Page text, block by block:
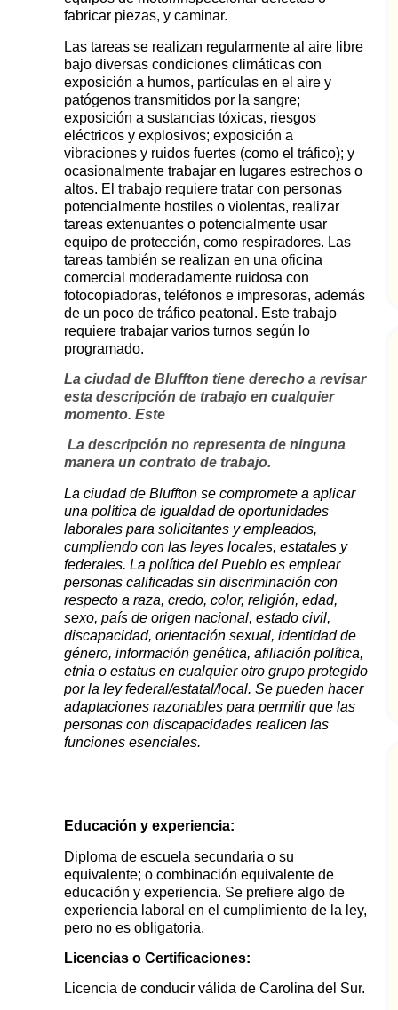
fabricar piezas, y caminar.
Las tareas se realizan regularmente al aire libre
bajo diversas condiciones climáticas con
exposición a humos, partículas en el aire y
patógenos transmitidos por la sangre;
exposición a sustancias tóxicas, riesgos
eléctricos y explosivos; exposición a
vibraciones y ruidos fuertes (como el tráfico); y
ocasionalmente trabajar en lugares estrechos o
altos. El trabajo requiere tratar con personas
potencialmente hostiles o violentas, realizar
tareas extenuantes o potencialmente usar
equipo de protección, como respiradores. Las
tareas también se realizan en una oficina
comercial moderadamente ruidosa con
fotocopiadoras, teléfonos e impresoras, además
de un poco de tráfico peatonal. Este trabajo
requiere trabajar varios turnos según lo
programado.
La ciudad de Bluffton tiene derecho a revisar
esta descripción de trabajo en cualquier
momento. Este
La descripción no representa de ninguna
manera un contrato de trabajo.
La ciudad de Bluffton se compromete a aplicar
una política de igualdad de oportunidades
laborales para solicitantes y empleados,
cumpliendo con las leyes locales, estatales y
federales. La política del Pueblo es emplear
personas calificadas sin discriminación con
respecto a raza, credo, color, religión, edad,
sexo, país de origen nacional, estado civil,
discapacidad, orientación sexual, identidad de
género, información genética, afiliación política,
etnia o estatus en cualquier otro grupo protegido
por la ley federal/estatal/local. Se pueden hacer
adaptaciones razonables para permitir que las
personas con discapacidades realicen las
funciones esenciales.
Educación y experiencia:
Diploma de escuela secundaria o su
equivalente; o combinación equivalente de
educación y experiencia. Se prefiere algo de
experiencia laboral en el cumplimiento de la ley,
pero no es obligatoria.
Licencias o Certificaciones:
Licencia de conducir válida de Carolina del Sur.